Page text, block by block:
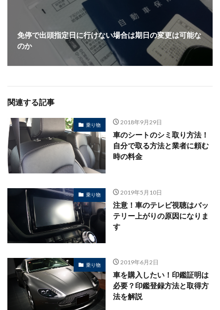
免停で出頭指定日に行けない場合は期日の変更は可能な
のか
関連する記事
乗り物 2018年9月29日
車のシートのシミ取り方法！
自分で取る方法と業者に頼む
時の料金
乗り物 2019年5月10日
注意！車のテレビ視聴はバッ
テリー上がりの原因になりま
す
乗り物 2019年6月2日
車を購入したい！印鑑証明は
必要？印鑑登録方法と取得方
法を解説